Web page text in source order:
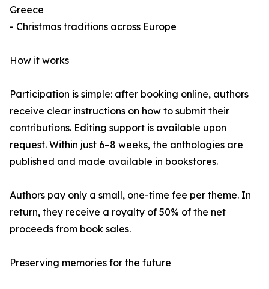
Greece
- Christmas traditions across Europe
How it works
Participation is simple: after booking online, authors
receive clear instructions on how to submit their
contributions. Editing support is available upon
request. Within just 6–8 weeks, the anthologies are
published and made available in bookstores.
Authors pay only a small, one-time fee per theme. In
return, they receive a royalty of 50% of the net
proceeds from book sales.
Preserving memories for the future